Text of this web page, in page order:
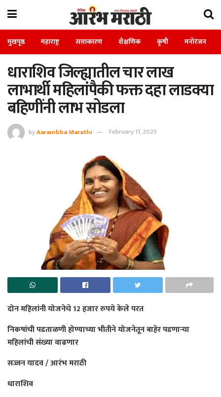
मुखपृष्ठ महाराष्ट्र सत्ताकारण शैक्षणिक कृषी मनोरंजन
धाराशिव जिल्ह्यातील चार लाख
लाभार्थी महिलांपैकी फक्त दहा लाडक्या
बहिणींनी लाभ सोडला
byAarambha Marathi February 11, 2025
दोन महिलांनी योजनेचे 12 हजार रुपये केले परत
निकषांची पडताळणी होण्याच्या भीतीने योजनेतून बाहेर पडणार्‍या
महिलांची संख्या वाढणार
सज्जन यादव / आरंभ मराठी
धाराशिव